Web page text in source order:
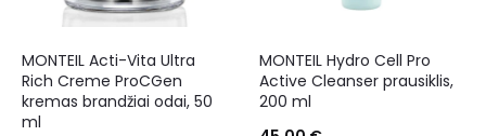
MONTEIL Acti-Vita Ultra
Rich Creme ProCGen
kremas brandžiai odai, 50
ml
MONTEIL Hydro Cell Pro
Active Cleanser prausiklis,
200 ml